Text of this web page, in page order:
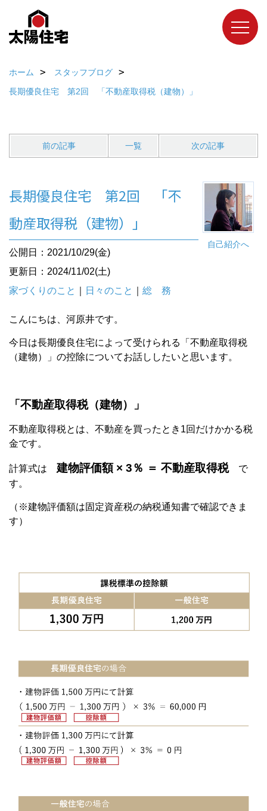
ホーム
スタッフブログ
長期優良住宅 第2回 「不動産取得税（建物）」
前の記事 一覧 次の記事
自己紹介へ
長期優良住宅 第2回 「不
動産取得税（建物）」
公開日：2021/10/29(金)
更新日：2024/11/02(土)
家づくりのこと
日々のこと 総 務
こんにちは、河原井です。
今日は長期優良住宅によって受けられる「不動産取得税
（建物）」の控除についてお話ししたいと思います。
「不動産取得税（建物）」
不動産取得税とは、不動産を買ったとき1回だけかかる税
金です。
計算式は 建物評価額 × 3％ ＝ 不動産取得税で
す。
（※建物評価額は固定資産税の納税通知書で確認できま
す）